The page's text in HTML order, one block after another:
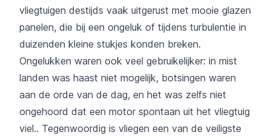
vliegtuigen destijds vaak uitgerust met mooie glazen
panelen, die bij een ongeluk of tijdens turbulentie in
duizenden kleine stukjes konden breken.
Ongelukken waren ook veel gebruikelijker: in mist
landen was haast niet mogelijk, botsingen waren
aan de orde van de dag, en het was zelfs niet
ongehoord dat een motor spontaan uit het vliegtuig
viel.. Tegenwoordig is vliegen een van de veiligste